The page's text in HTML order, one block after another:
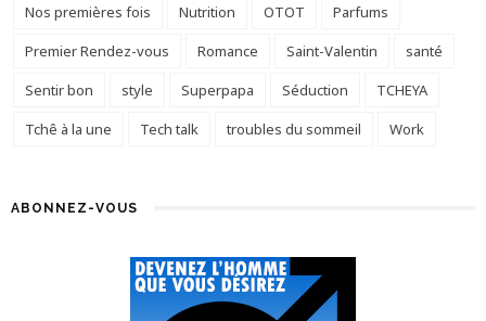
Nos premières fois
Nutrition OTOT
Parfums
Premier Rendez-vous
Romance Saint-Valentin
santé
Sentir bon
style Superpapa Séduction
TCHEYA
Tchê à la une
Tech talk troubles du sommeil Work
ABONNEZ-VOUS